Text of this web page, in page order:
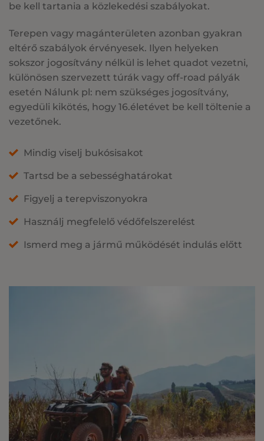
be kell tartania a közlekedési szabályokat.
Terepen vagy magánterületen azonban gyakran
eltérő szabályok érvényesek. Ilyen helyeken
sokszor jogosítvány nélkül is lehet quadot vezetni,
különösen szervezett túrák vagy off-road pályák
esetén Nálunk pl: nem szükséges jogosítvány,
egyedüli kikötés, hogy 16.életévet be kell töltenie a
vezetőnek.
Mindig viselj bukósisakot
Tartsd be a sebességhatárokat
Figyelj a terepviszonyokra
Használj megfelelő védőfelszerelést
Ismerd meg a jármű működését indulás előtt